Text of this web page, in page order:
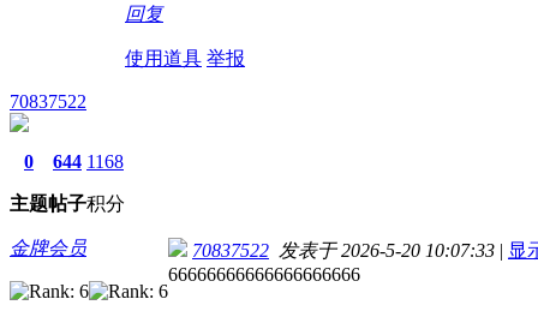
回复
使用道具 举报
70837522
0
主题
644
帖子
1168
积分
金牌会员 70837522 发表于 2026-5-20 10:07:33 | 显
66666666666666666666